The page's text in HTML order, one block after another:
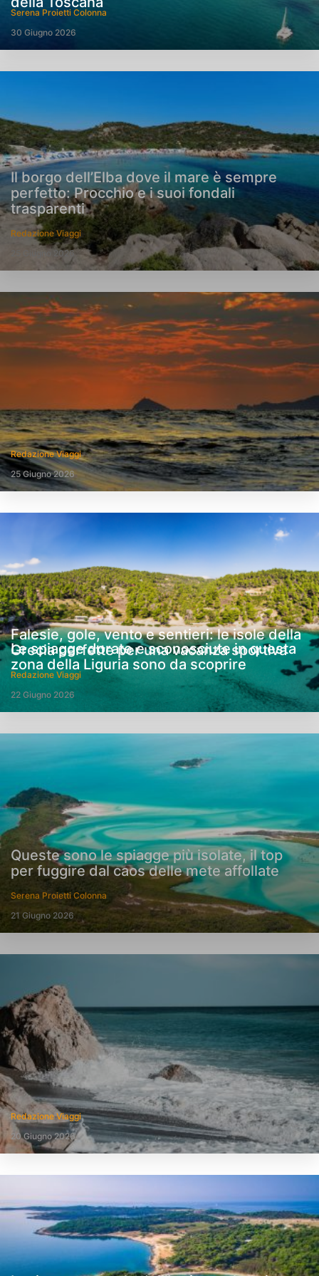
Serena Proietti Colonna
30 Giugno 2026
Il borgo dell’Elba dove il mare è sempre
perfetto: Procchio e i suoi fondali
trasparenti
Redazione Viaggi
25 Giugno 2026
Redazione Viaggi
25 Giugno 2026
Falesie, gole, vento e sentieri: le isole della
Grecia perfette per una vacanza sportiva
Redazione Viaggi
22 Giugno 2026
Queste sono le spiagge più isolate, il top
per fuggire dal caos delle mete affollate
Serena Proietti Colonna
21 Giugno 2026
Le spiagge dorate e sconosciute in questa
zona della Liguria sono da scoprire
Redazione Viaggi
20 Giugno 2026